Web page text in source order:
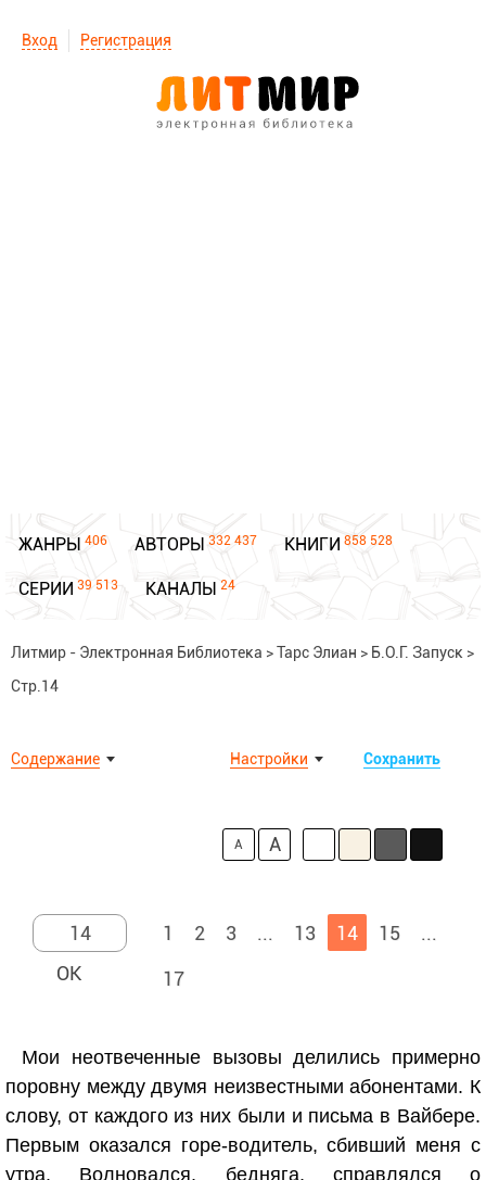
Вход Регистрация
ЖАНРЫ 406 АВТОРЫ 332 437 КНИГИ 858 528
СЕРИИ 39 513 КАНАЛЫ 24
Литмир - Электронная Библиотека >Тарс Элиан > Б.О.Г. Запуск >
Стр.14
Содержание Сохранить
Настройки
A A
1 2 3 ... 13 14 15
...
17
Мои неотвеченные вызовы делились примерно
поровну между двумя неизвестными абонентами. К
слову, от каждого из них были и письма в Вайбере.
Первым оказался горе-водитель, сбивший меня с
утра. Волновался, бедняга, справлялся о